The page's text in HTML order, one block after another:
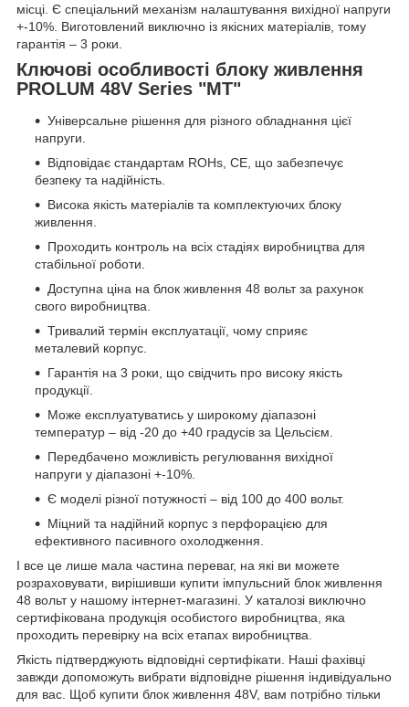
місці. Є спеціальний механізм налаштування вихідної напруги
+-10%. Виготовлений виключно із якісних матеріалів, тому
гарантія – 3 роки.
Ключові особливості блоку живлення
PROLUM 48V Series "MT"
Універсальне рішення для різного обладнання цієї
напруги.
Відповідає стандартам ROHs, CE, що забезпечує
безпеку та надійність.
Висока якість матеріалів та комплектуючих блоку
живлення.
Проходить контроль на всіх стадіях виробництва для
стабільної роботи.
Доступна ціна на блок живлення 48 вольт за рахунок
свого виробництва.
Тривалий термін експлуатації, чому сприяє
металевий корпус.
Гарантія на 3 роки, що свідчить про високу якість
продукції.
Може експлуатуватись у широкому діапазоні
температур – від -20 до +40 градусів за Цельсієм.
Передбачено можливість регулювання вихідної
напруги у діапазоні +-10%.
Є моделі різної потужності – від 100 до 400 вольт.
Міцний та надійний корпус з перфорацією для
ефективного пасивного охолодження.
І все це лише мала частина переваг, на які ви можете
розраховувати, вирішивши купити імпульсний блок живлення
48 вольт у нашому інтернет-магазині. У каталозі виключно
сертифікована продукція особистого виробництва, яка
проходить перевірку на всіх етапах виробництва.
Якість підтверджують відповідні сертифікати. Наші фахівці
завжди допоможуть вибрати відповідне рішення індивідуально
для вас. Щоб купити блок живлення 48V, вам потрібно тільки